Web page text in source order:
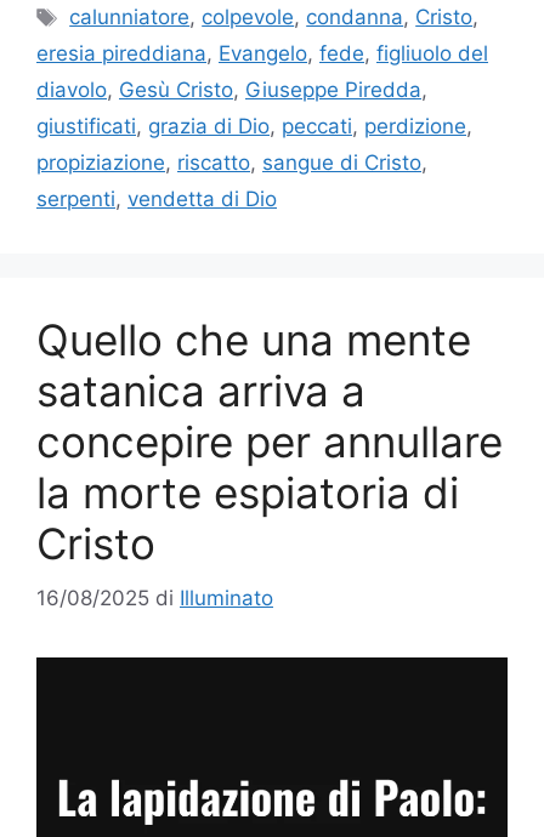
Tag
calunniatore, colpevole, condanna, Cristo,
eresia pireddiana, Evangelo, fede, figliuolo del
diavolo, Gesù Cristo, Giuseppe Piredda,
giustificati, grazia di Dio, peccati, perdizione,
propiziazione, riscatto, sangue di Cristo,
serpenti, vendetta di Dio
Quello che una mente
satanica arriva a
concepire per annullare
la morte espiatoria di
Cristo
16/08/2025 di Illuminato